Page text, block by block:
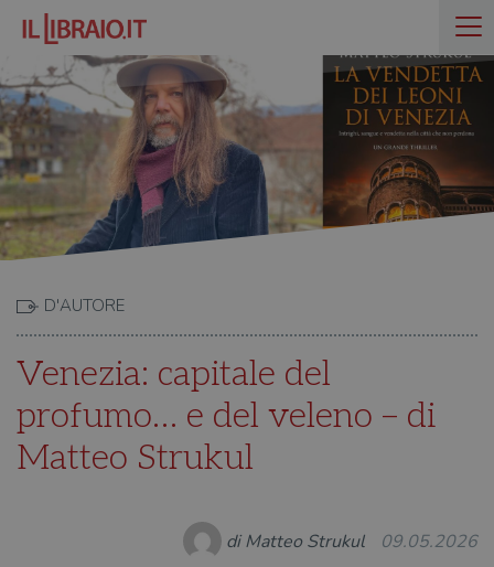
D'AUTORE
Venezia: capitale del
profumo… e del veleno – di
Matteo Strukul
di Matteo Strukul 09.05.2026